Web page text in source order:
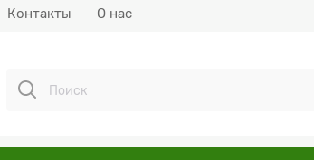
Контакты О нас